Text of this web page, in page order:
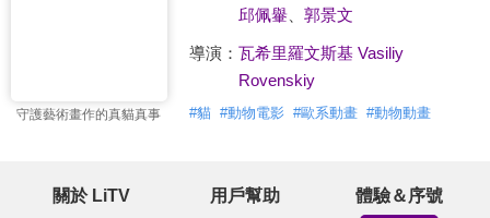
守護藝術畫作的真貓真事
邱佩轝、 郭景文
導演： 瓦希里羅文斯基 Vasiliy
Rovenskiy
#貓 #動物電影 #歐系動畫 #動物動畫
關於 LiTV 用戶幫助 體驗＆序號